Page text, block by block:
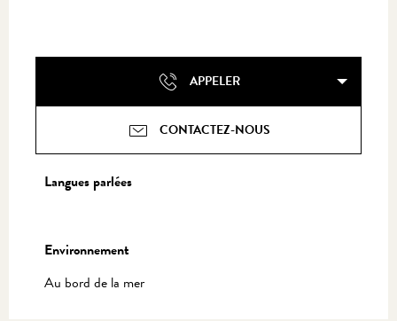
APPELER
CONTACTEZ-NOUS
Langues parlées
Langues parlées
Environnement
Environnement
Au bord de la mer